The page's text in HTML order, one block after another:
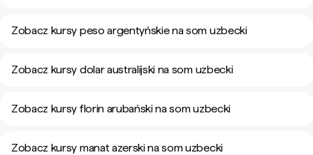
Zobacz kursy peso argentyńskie na som uzbecki
Zobacz kursy dolar australijski na som uzbecki
Zobacz kursy florin arubański na som uzbecki
Zobacz kursy manat azerski na som uzbecki